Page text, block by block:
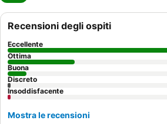
Recensioni degli ospiti
Eccellente
Ottima
Buona
Discreto
Insoddisfacente
Mostra le recensioni